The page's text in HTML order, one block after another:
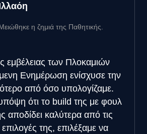
η ζημιά της Παθητικής.
εμβέλειας των Πλοκαμιών
Ενημέρωση ενίσχυσε την
από όσο υπολογίζαμε.
ότι το build της με φουλ
αποδίδει καλύτερα από τις
επιλογές της, επιλέξαμε να